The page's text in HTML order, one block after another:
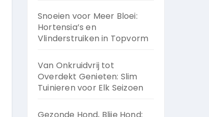
Snoeien voor Meer Bloei:
Hortensia’s en
Vlinderstruiken in Topvorm
Van Onkruidvrij tot
Overdekt Genieten: Slim
Tuinieren voor Elk Seizoen